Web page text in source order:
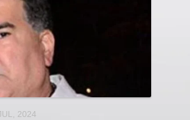
2024